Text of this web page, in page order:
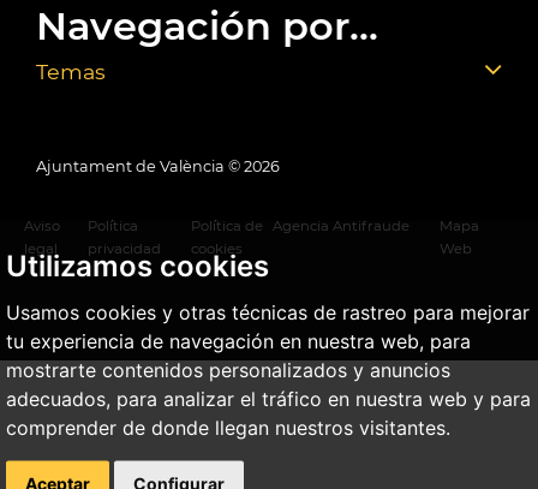
Utilizamos cookies
Usamos cookies y otras técnicas de rastreo para mejorar
tu experiencia de navegación en nuestra web, para
mostrarte contenidos personalizados y anuncios
adecuados, para analizar el tráfico en nuestra web y para
comprender de donde llegan nuestros visitantes.
Aceptar Configurar
Navegación por...
Temas
Ajuntament de València © 2026
Aviso
legal
Política
privacidad
Política de
cookies
Agencia Antifraude
Mapa
Web